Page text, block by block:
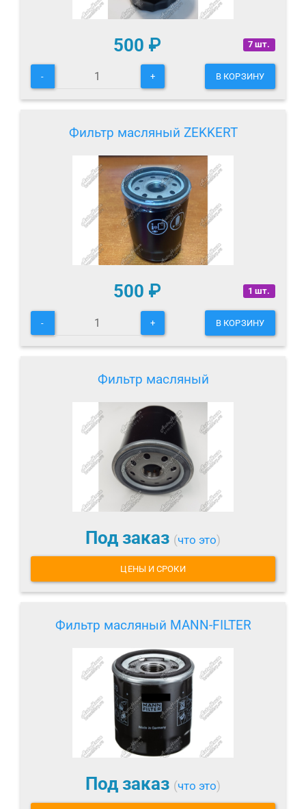
7 шт.
500 ₽
- + В КОРЗИНУ
Фильтр масляный ZEKKERT
1 шт.
500 ₽
- + В КОРЗИНУ
Фильтр масляный
Под заказ (что это)
ЦЕНЫ И СРОКИ
Фильтр масляный MANN-FILTER
Под заказ (что это)